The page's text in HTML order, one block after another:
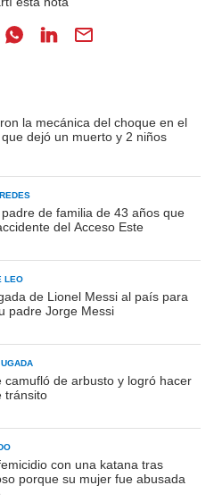
la mecánica del choque en el
dejó un muerto y 2 niños
de familia de 43 años que
del Acceso Este
LEO
de Lionel Messi al país para
padre Jorge Messi
camufló de arbusto y logró hacer
tránsito
con una katana tras
porque su mujer fue abusada